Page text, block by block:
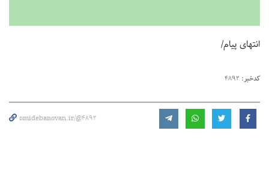
انتهای پیام/
کدخبر: 4892
omidebanovan.ir/@4892